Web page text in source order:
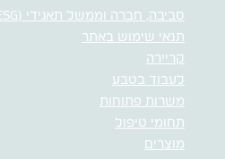
סביבה, חברה וממשל תאגידי (ESG)
תנאי שימוש באתר
קריירה
לעבוד בטבע
משרות פתוחות
תחומי טיפול
מוצרים